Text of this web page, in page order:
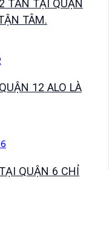
TẤN TẠI QUẬN
TÂM.
12 ALO LÀ
QUẬN 6 CHỈ